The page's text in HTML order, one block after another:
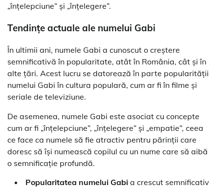
„înțelepciune” și „înțelegere”.
Tendințe actuale ale numelui Gabi
În ultimii ani, numele Gabi a cunoscut o creștere
semnificativă în popularitate, atât în România, cât și în
alte țări. Acest lucru se datorează în parte popularității
numelui Gabi în cultura populară, cum ar fi în filme și
seriale de televiziune.
De asemenea, numele Gabi este asociat cu concepte
cum ar fi „înțelepciune”, „înțelegere” și „empatie”, ceea
ce face ca numele să fie atractiv pentru părinții care
doresc să își numească copilul cu un nume care să aibă
o semnificație profundă.
Popularitatea numelui Gabi a crescut semnificativ